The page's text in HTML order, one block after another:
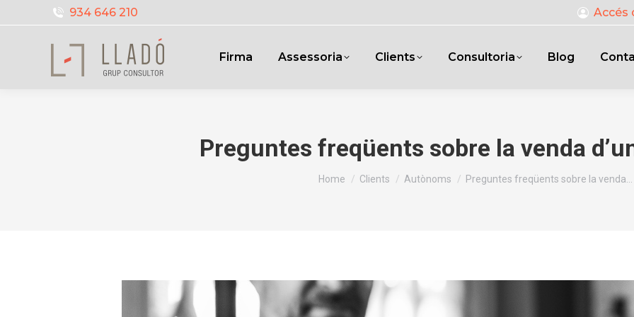
934 646 210 Accés
Firma Assessoria Clients Consultoria Blog
Preguntes freqüents sobre la venda
You are here:
Home Clients Autònoms Preguntes freqüents sobre la venda…